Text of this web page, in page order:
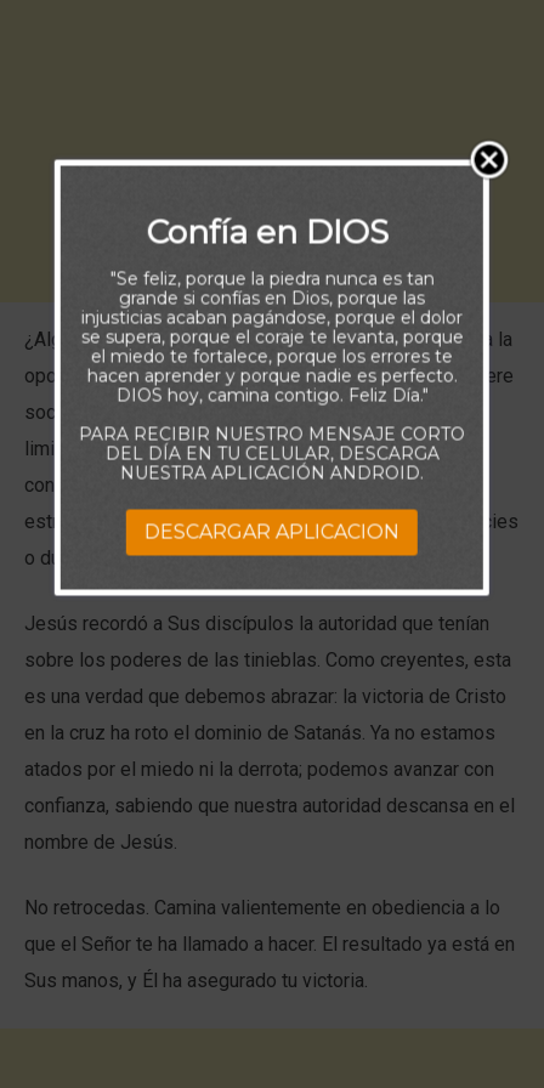
¿Alguna vez has dudado en seguir a Jesús por miedo a la
oposición espiritual? No te desanimes. El enemigo quiere
socavar la obra de Dios en tu vida, pero su poder es
limitado. No es omnipotente, ni omnipresente, y su
conocimiento es nada comparado con el de Dios. Su
estrategia consiste en tentar y asustar, para que renuncies
o dudes de tu fe.
Jesús recordó a Sus discípulos la autoridad que tenían
sobre los poderes de las tinieblas. Como creyentes, esta
es una verdad que debemos abrazar: la victoria de Cristo
en la cruz ha roto el dominio de Satanás. Ya no estamos
atados por el miedo ni la derrota; podemos avanzar con
confianza, sabiendo que nuestra autoridad descansa en el
nombre de Jesús.
No retrocedas. Camina valientemente en obediencia a lo
que el Señor te ha llamado a hacer. El resultado ya está en
Sus manos, y Él ha asegurado tu victoria.
Confía en DIOS
"Se feliz, porque la piedra nunca es tan
grande si confías en Dios, porque las
injusticias acaban pagándose, porque el dolor
se supera, porque el coraje te levanta, porque
el miedo te fortalece, porque los errores te
hacen aprender y porque nadie es perfecto.
DIOS hoy, camina contigo. Feliz Día."
PARA RECIBIR NUESTRO MENSAJE CORTO
DEL DÍA EN TU CELULAR, DESCARGA
NUESTRA APLICACIÓN ANDROID.
DESCARGAR APLICACION